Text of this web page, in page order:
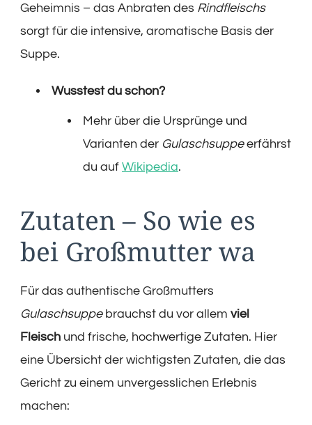
Geheimnis – das Anbraten des Rindfleischs
sorgt für die intensive, aromatische Basis der
Suppe.
Wusstest du schon?
Mehr über die Ursprünge und
Varianten der Gulaschsuppeerfährst
du auf Wikipedia.
Zutaten – So wie es
bei Großmutter wa
Für das authentische Großmutters
Gulaschsuppebrauchst du vor allem viel
Fleisch und frische, hochwertige Zutaten. Hier
eine Übersicht der wichtigsten Zutaten, die das
Gericht zu einem unvergesslichen Erlebnis
machen: